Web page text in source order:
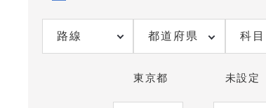
都道府県
東京都
科目
未設定